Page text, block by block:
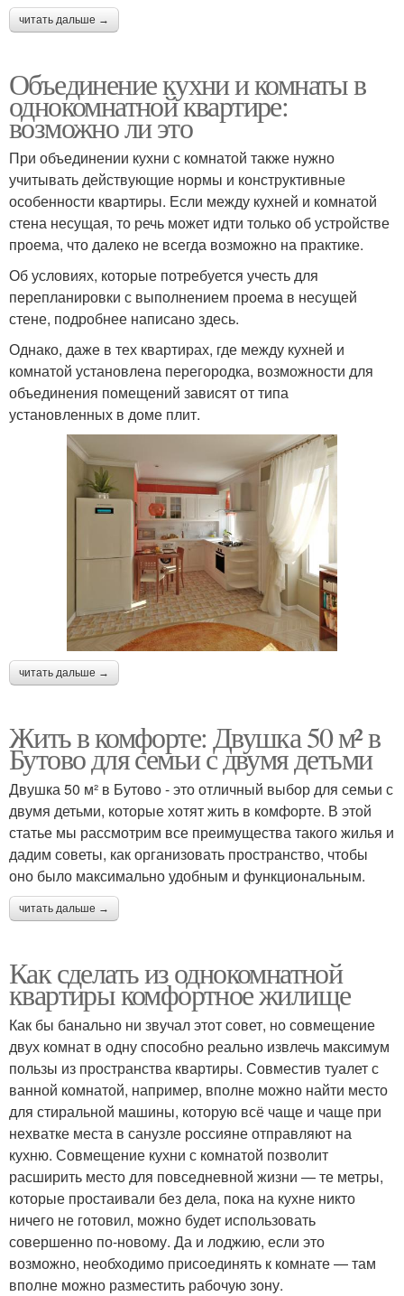
читать дальше →
Объединение кухни и комнаты в
однокомнатной квартире:
возможно ли это
При объединении кухни с комнатой также нужно
учитывать действующие нормы и конструктивные
особенности квартиры. Если между кухней и комнатой
стена несущая, то речь может идти только об устройстве
проема, что далеко не всегда возможно на практике.
Об условиях, которые потребуется учесть для
перепланировки с выполнением проема в несущей
стене, подробнее написано здесь.
Однако, даже в тех квартирах, где между кухней и
комнатой установлена перегородка, возможности для
объединения помещений зависят от типа
установленных в доме плит.
читать дальше →
Жить в комфорте: Двушка 50 м² в
Бутово для семьи с двумя детьми
Двушка 50 м² в Бутово - это отличный выбор для семьи с
двумя детьми, которые хотят жить в комфорте. В этой
статье мы рассмотрим все преимущества такого жилья и
дадим советы, как организовать пространство, чтобы
оно было максимально удобным и функциональным.
читать дальше →
Как сделать из однокомнатной
квартиры комфортное жилище
Как бы банально ни звучал этот совет, но совмещение
двух комнат в одну способно реально извлечь максимум
пользы из пространства квартиры. Совместив туалет с
ванной комнатой, например, вполне можно найти место
для стиральной машины, которую всё чаще и чаще при
нехватке места в санузле россияне отправляют на
кухню. Совмещение кухни с комнатой позволит
расширить место для повседневной жизни — те метры,
которые простаивали без дела, пока на кухне никто
ничего не готовил, можно будет использовать
совершенно по-новому. Да и лоджию, если это
возможно, необходимо присоединять к комнате — там
вполне можно разместить рабочую зону.